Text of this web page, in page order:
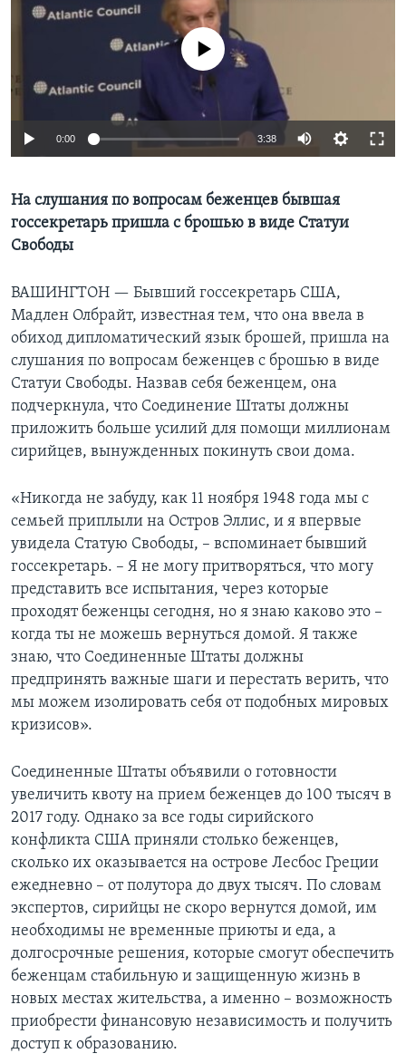
СОЦИАЛЬНЫЕ СЕТИ
No media source currently available
0:00 3:38
На слушания по вопросам беженцев бывшая
госсекретарь пришла с брошью в виде Статуи
Свободы
ВАШИНГТОН — Бывший госсекретарь США,
Мадлен Олбрайт, известная тем, что она ввела в
обиход дипломатический язык брошей, пришла на
слушания по вопросам беженцев с брошью в виде
Статуи Свободы. Назвав себя беженцем, она
подчеркнула, что Соединение Штаты должны
приложить больше усилий для помощи миллионам
сирийцев, вынужденных покинуть свои дома.
«Никогда не забуду, как 11 ноября 1948 года мы с
семьей приплыли на Остров Эллис, и я впервые
увидела Статую Свободы, – вспоминает бывший
госсекретарь. – Я не могу притворяться, что могу
представить все испытания, через которые
проходят беженцы сегодня, но я знаю каково это –
когда ты не можешь вернуться домой. Я также
знаю, что Соединенные Штаты должны
предпринять важные шаги и перестать верить, что
мы можем изолировать себя от подобных мировых
кризисов».
Соединенные Штаты объявили о готовности
увеличить квоту на прием беженцев до 100 тысяч в
2017 году. Однако за все годы сирийского
конфликта США приняли столько беженцев,
сколько их оказывается на острове Лесбос Греции
ежедневно – от полутора до двух тысяч. По словам
экспертов, сирийцы не скоро вернутся домой, им
необходимы не временные приюты и еда, а
долгосрочные решения, которые смогут обеспечить
беженцам стабильную и защищенную жизнь в
новых местах жительства, а именно – возможность
приобрести финансовую независимость и получить
доступ к образованию.